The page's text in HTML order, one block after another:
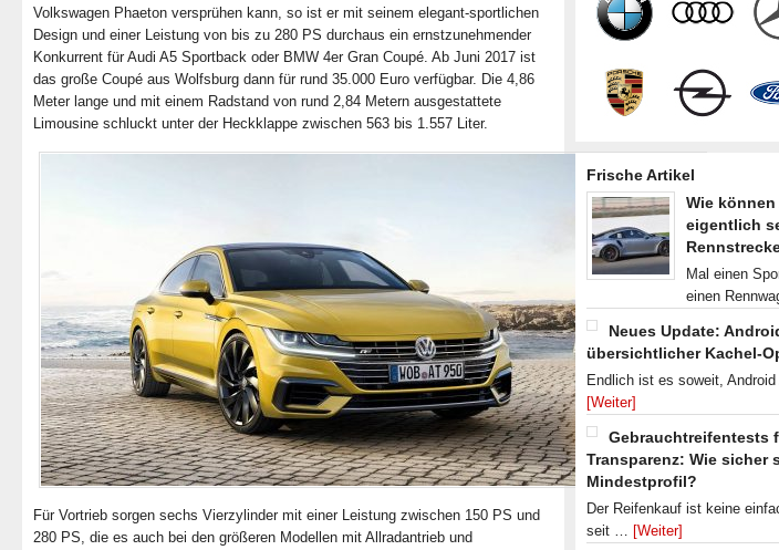
Volkswagen Phaeton versprühen kann, so ist er mit seinem elegant-sportlichen
Design und einer Leistung von bis zu 280 PS durchaus ein ernstzunehmender
Konkurrent für Audi A5 Sportback oder BMW 4er Gran Coupé. Ab Juni 2017 ist
das große Coupé aus Wolfsburg dann für rund 35.000 Euro verfügbar. Die 4,86
Meter lange und mit einem Radstand von rund 2,84 Metern ausgestattete
Limousine schluckt unter der Heckklappe zwischen 563 bis 1.557 Liter.
Für Vortrieb sorgen sechs Vierzylinder mit einer Leistung zwischen 150 PS und
280 PS, die es auch bei den größeren Modellen mit Allradantrieb und
Frische Artikel
Wie
eigentlich
Mal einen
einen
Neues Update:
übersichtlicher Kachel-
Endlich ist es soweit,
[Weiter]
Gebrauchtreifentests
Transparenz: Wie sicher
Mindestprofil?
Der Reifenkauf ist keine
seit … [Weiter]